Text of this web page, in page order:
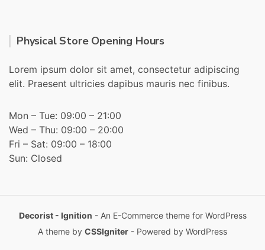
Physical Store Opening Hours
Lorem ipsum dolor sit amet, consectetur adipiscing
elit. Praesent ultricies dapibus mauris nec finibus.
Mon – Tue: 09:00 – 21:00
Wed – Thu: 09:00 – 20:00
Fri – Sat: 09:00 – 18:00
Sun: Closed
Decorist - Ignition - An E-Commerce theme for WordPress
A theme by CSSIgniter - Powered by WordPress